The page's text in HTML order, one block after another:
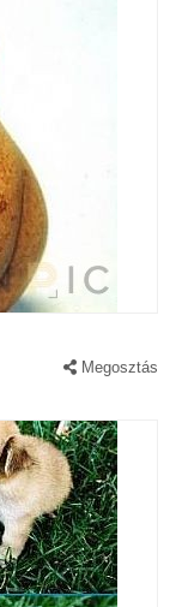
Megosztás